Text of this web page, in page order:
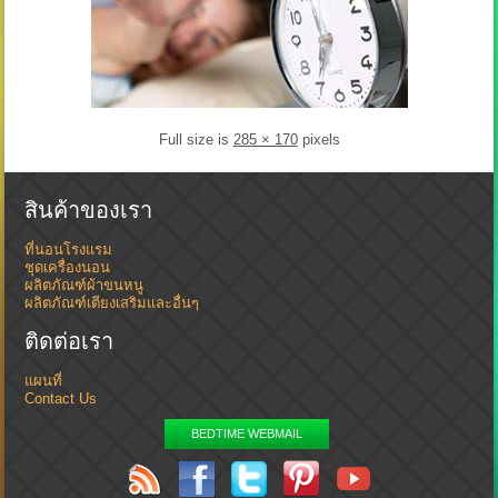
Full size is 285 × 170pixels
สินค้าของเรา
ที่นอนโรงแรม
ชุดเครื่องนอน
ผลิตภัณฑ์ผ้าขนหนู
ผลิตภัณฑ์เตียงเสริมและอื่นๆ
ติดต่อเรา
แผนที่
Contact Us
BEDTIME WEBMAIL